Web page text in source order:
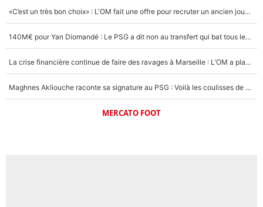
«C’est un très bon choix» : L'OM fait une offre pour recruter un ancien joueur du PSG... et c'est validé dans l'After Foot !
140M€ pour Yan Diomandé : Le PSG a dit non au transfert qui bat tous les records sur le mercato
La crise financière continue de faire des ravages à Marseille : L’OM a placé 12 joueurs sur le marché des transferts… et ça pourrait lui rapporter près de 100M€ !
Maghnes Akliouche raconte sa signature au PSG : Voilà les coulisses de son transfert de rêve à 50M€
MERCATO FOOT